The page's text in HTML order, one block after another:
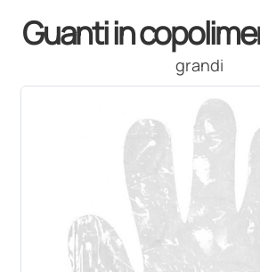
Guanti in
grandi